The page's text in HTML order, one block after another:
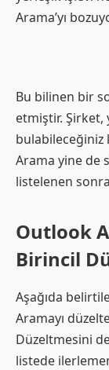
Arama’yı
Bu bilinen bir
etmiştir. Şirket,
bulabileceğiniz
Arama yine de
listelenen
Outlook
Birincil
Aşağıda
Aramayı
Düzeltmesini
listede